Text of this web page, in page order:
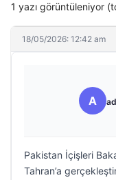
1 yazı görüntüleniyor
18/05/2026: 12:42 am
A
Pakistan İçişleri
Tahran’a